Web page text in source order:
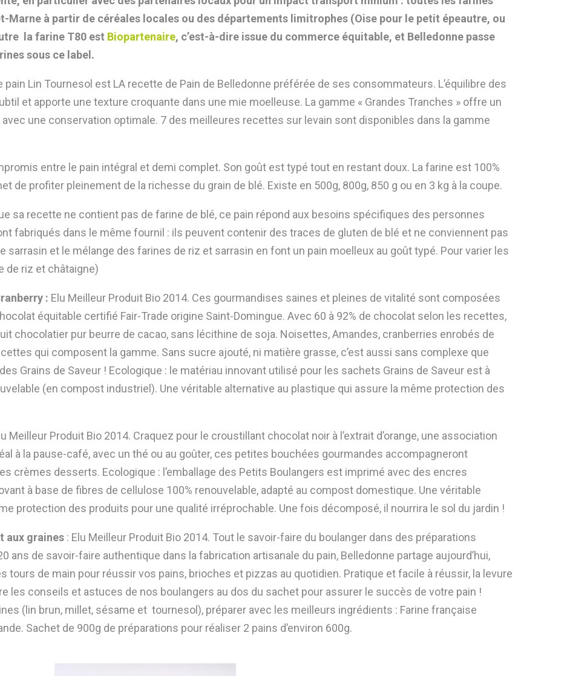
Marne à partir de céréales locales ou des départements limitrophes (Oise pour le petit épeautre, ou
la farine T80 est Biopartenaire, c’est-à-dire issue du commerce équitable, et Belledonne passe
sous ce label.
pain Lin Tournesol est LA recette de Pain de Belledonne préférée de ses consommateurs. L’équilibre des
et apporte une texture croquante dans une mie moelleuse. La gamme « Grandes Tranches » offre un
une conservation optimale. 7 des meilleures recettes sur levain sont disponibles dans la gamme
entre le pain intégral et demi complet. Son goût est typé tout en restant doux. La farine est 100%
de profiter pleinement de la richesse du grain de blé. Existe en 500g, 800g, 850 g ou en 3 kg à la coupe.
sa recette ne contient pas de farine de blé, ce pain répond aux besoins spécifiques des personnes
fabriqués dans le même fournil : ils peuvent contenir des traces de gluten de blé et ne conviennent pas
sarrasin et le mélange des farines de riz et sarrasin en font un pain moelleux au goût typé. Pour varier les
de riz et châtaigne)
: Elu Meilleur Produit Bio 2014. Ces gourmandises saines et pleines de vitalité sont composées
équitable certifié Fair-Trade origine Saint-Domingue. Avec 60 à 92% de chocolat selon les recettes,
chocolatier pur beurre de cacao, sans lécithine de soja. Noisettes, Amandes, cranberries enrobés de
qui composent la gamme. Sans sucre ajouté, ni matière grasse, c’est aussi sans complexe que
Grains de Saveur ! Ecologique : le matériau innovant utilisé pour les sachets Grains de Saveur est à
(en compost industriel). Une véritable alternative au plastique qui assure la même protection des
Meilleur Produit Bio 2014. Craquez pour le croustillant chocolat noir à l’extrait d’orange, une association
à la pause-café, avec un thé ou au goûter, ces petites bouchées gourmandes accompagneront
crèmes desserts. Ecologique : l’emballage des Petits Boulangers est imprimé avec des encres
à base de fibres de cellulose 100% renouvelable, adapté au compost domestique. Une véritable
protection des produits pour une qualité irréprochable. Une fois décomposé, il nourrira le sol du jardin !
aux graines : Elu Meilleur Produit Bio 2014. Tout le savoir-faire du boulanger dans des préparations
ans de savoir-faire authentique dans la fabrication artisanale du pain, Belledonne partage aujourd’hui,
de main pour réussir vos pains, brioches et pizzas au quotidien. Pratique et facile à réussir, la levure
les conseils et astuces de nos boulangers au dos du sachet pour assurer le succès de votre pain !
(lin brun, millet, sésame et tournesol), préparer avec les meilleurs ingrédients : Farine française
Sachet de 900g de préparations pour réaliser 2 pains d’environ 600g.